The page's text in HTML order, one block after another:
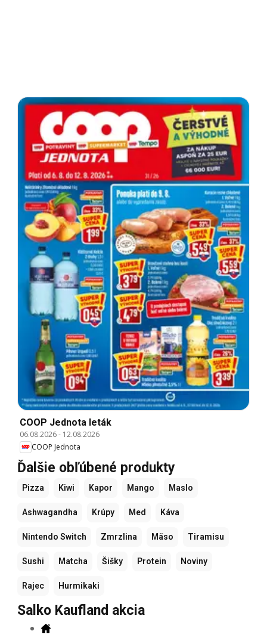
COOP Jednota leták
06.08.2026- 12.08.2026
COOP Jednota
Ďalšie obľúbené produkty
Pizza Kiwi Kapor Mango Maslo
Ashwagandha Krúpy Med Káva
Nintendo Switch Zmrzlina Mäso Tiramisu
Sushi Matcha Šišky Protein Noviny
Rajec Hurmikaki
Salko Kaufland akcia